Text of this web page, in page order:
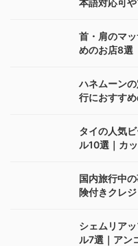
本語対応可
首・肩のマ
めのお店8選
ハネムーン
行におすす
タイの人気
ル10選｜カ
国内旅行中
険付きクレ
シェムリア
ル7選｜アン